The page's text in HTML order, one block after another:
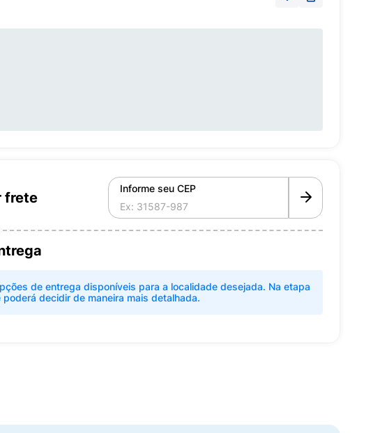
frete
Informe seu CEP
de entrega disponíveis para a localidade desejada. Na etapa
decidir de maneira mais detalhada.